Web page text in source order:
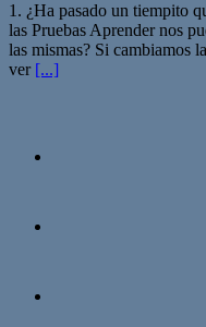
1. ¿Ha pasado un tiempito
las Pruebas Aprender nos
las mismas? Si cambiamos
ver [...]